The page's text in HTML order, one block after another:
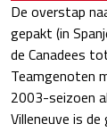
De overstap
gepakt (in
de Canadees
Teamgenoten
2003-seizoen
Villeneuve is